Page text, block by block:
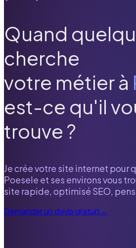
Quand
cherche
votre métier à
est-ce qu'il
trouve ?
Je crée votre site internet pour
Poesele et ses environs vous
site rapide, optimisé SEO,
Demander un devis gratuit→